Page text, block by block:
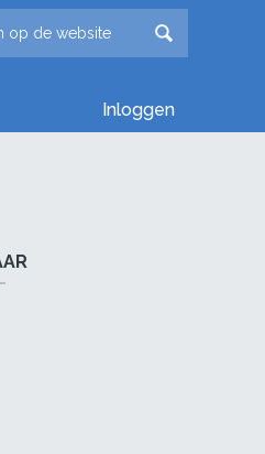
group
Instagram page
Inloggen